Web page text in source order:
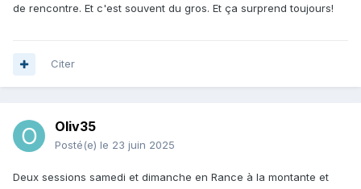
de rencontre. Et c'est souvent du gros. Et ça surprend toujours!
Citer
Oliv35
Posté(e) le 23 juin 2025
Deux sessions samedi et dimanche en Rance à la montante et